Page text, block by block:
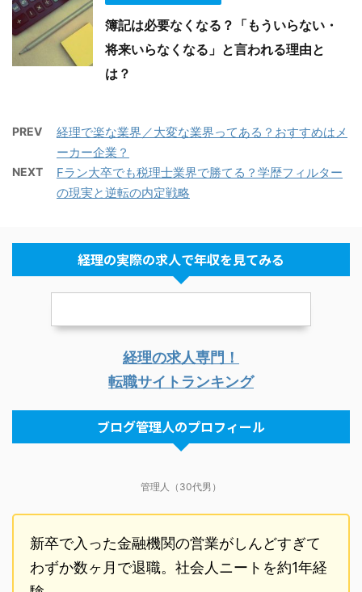
簿記は必要なくなる？「もういらない・
将来いらなくなる」と言われる理由と
は？
PREV
経理で楽な業界／大変な業界ってある？おすすめはメ
ーカー企業？
NEXT
Fラン大卒でも税理士業界で勝てる？学歴フィルター
の現実と逆転の内定戦略
経理の実際の求人で年収を見てみる
経理の求人専門！
転職サイトランキング
ブログ管理人のプロフィール
管理人（30代男）
新卒で入った金融機関の営業がしんどすぎて
わずか数ヶ月で退職。社会人ニートを約1年経